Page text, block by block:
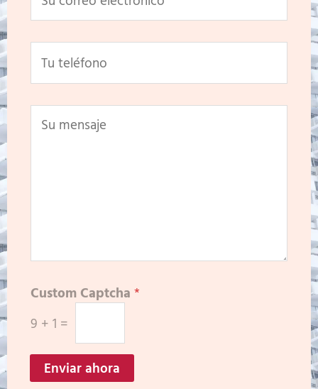
Custom Captcha *
9 + 1 =
Enviar ahora